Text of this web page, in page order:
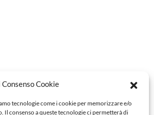
Cookie
tecnologie come i cookie per memorizzare e/o
consenso a queste tecnologie ci permetterà di